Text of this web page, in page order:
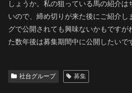
しょうか。私の狙っている馬の紹介
いので、締め切りが来た後にご紹介し
グで公開されても興味ないかもですが
た数年後は募集期間中に公開したいで
社台グループ 募集